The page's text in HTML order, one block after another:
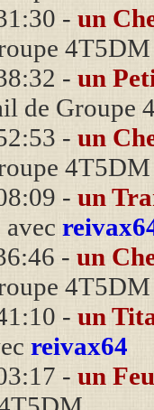
- un
- un
de Groupe
- un
- un
- un
- un
reivax64
- un